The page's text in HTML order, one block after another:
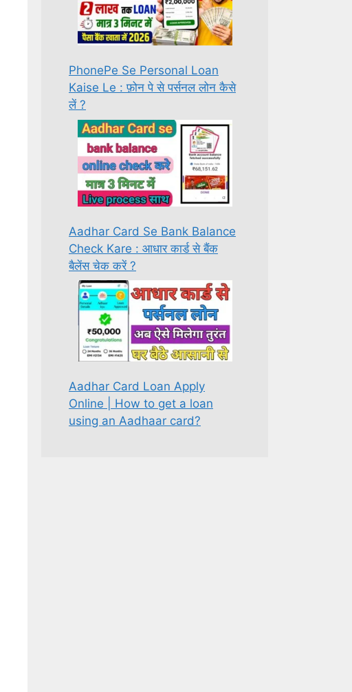
PhonePe Se Personal Loan
Kaise Le : फ़ोन पे से पर्सनल लोन कैसे
लें ?
Aadhar Card Se Bank Balance
Check Kare : आधार कार्ड से बैंक
बैलेंस चेक करें ?
Aadhar Card Loan Apply
Online | How to get a loan
using an Aadhaar card?